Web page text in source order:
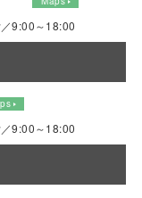
9:00～18:00
9:00～18:00